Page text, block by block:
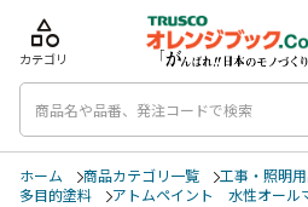
category
カテゴリ
ホーム 商品カテゴリ一覧 工事・照明
多目的塗料
アトムペイント 水性オール